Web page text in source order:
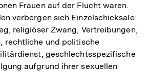
Frauen auf der Flucht waren.
verbergen sich Einzelschicksale:
religiöser Zwang, Vertreibungen,
rechtliche und politische
geschlechtsspezifische
aufgrund ihrer sexuellen